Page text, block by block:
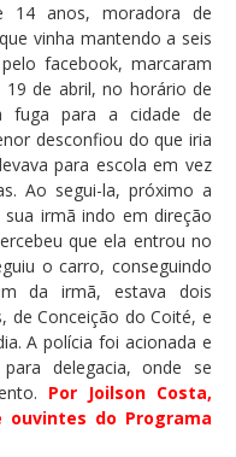
14 anos, moradora de
vinha mantendo a seis
facebook, marcaram
de abril, no horário de
fuga para a cidade de
desconfiou do que iria
para escola em vez
Ao segui-la, próximo a
irmã indo em direção
que ela entrou no
o carro, conseguindo
da irmã, estava dois
de Conceição do Coité, e
A polícia foi acionada e
delegacia, onde se
Por Joilson Costa,
ouvintes do Programa